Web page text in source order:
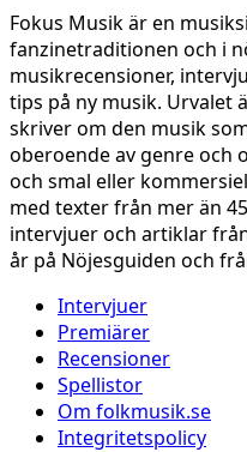
Fokus Musik är en
fanzinetraditionen och i
musikrecensioner,
tips på ny musik. Urvalet
skriver om den musik
oberoende av genre och
och smal eller
med texter från mer än
intervjuer och artiklar
år på Nöjesguiden och
Intervjuer
Premiärer
Recensioner
Spellistor
Om folkmusik.se
Integritetspolicy